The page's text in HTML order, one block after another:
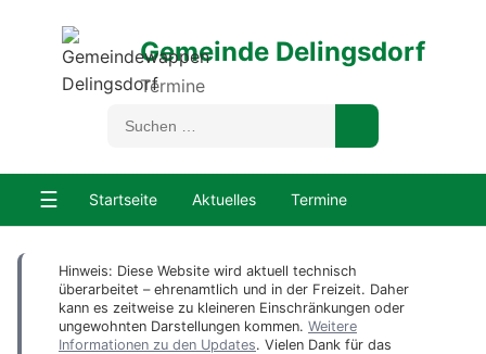
Gemeinde Delingsdorf
Termine
☰ Startseite Aktuelles Termine
Hinweis: Diese Website wird aktuell technisch
überarbeitet – ehrenamtlich und in der Freizeit. Daher
kann es zeitweise zu kleineren Einschränkungen oder
ungewohnten Darstellungen kommen. Weitere
Informationen zu den Updates. Vielen Dank für das